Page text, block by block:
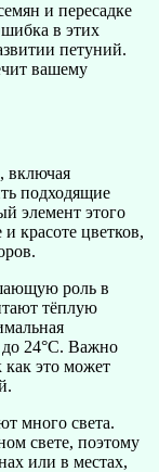
и пересадке
в этих
петуний.
вашему
включая
подходящие
элемент этого
красоте цветков,
роль в
тёплую
до 24°C. Важно
как это может
много света.
свете, поэтому
или в местах,